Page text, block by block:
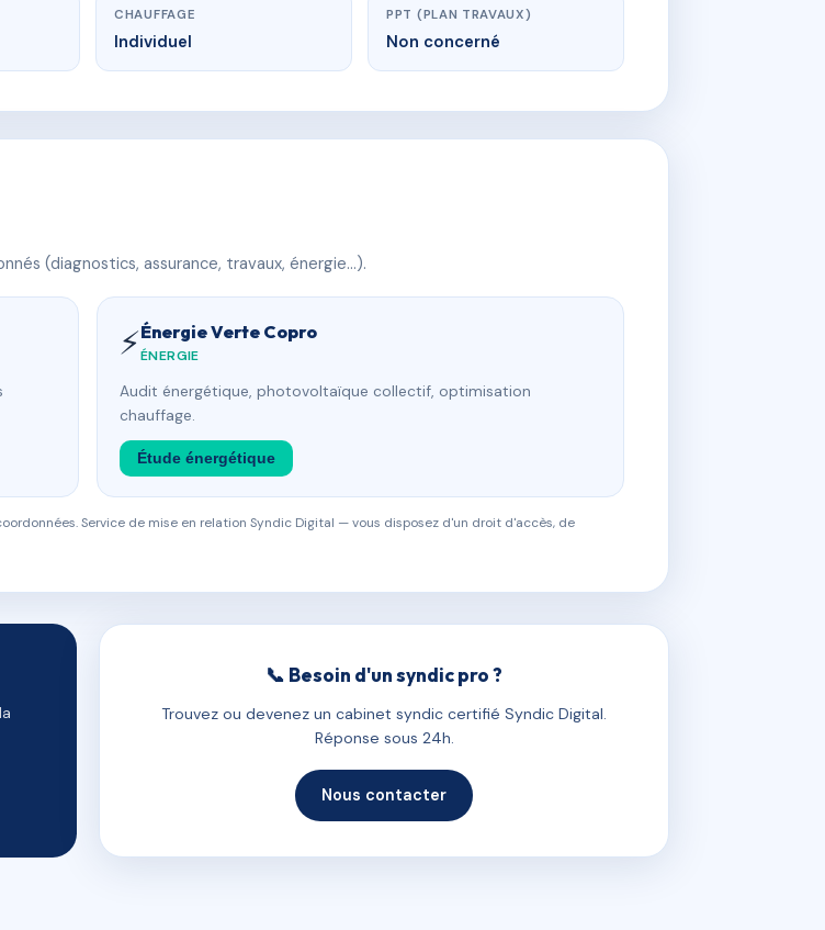
CHAUFFAGE
Individuel
PPT (PLAN TRAVAUX)
Non concerné
(diagnostics, assurance, travaux, énergie…).
⚡Énergie Verte Copro
ÉNERGIE
Audit énergétique, photovoltaïque collectif, optimisation
chauffage.
Étude énergétique
Service de mise en relation Syndic Digital — vous disposez d'un droit d'accès, de
📞 Besoin d'un syndic pro ?
Trouvez ou devenez un cabinet syndic certifié Syndic Digital.
Réponse sous 24h.
Nous contacter